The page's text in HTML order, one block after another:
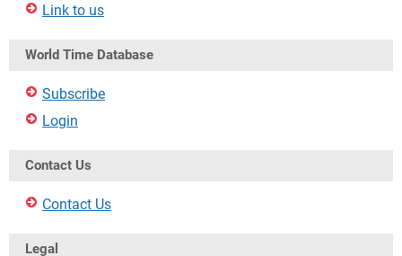
Link to us
World Time Database
Subscribe
Login
Contact Us
Contact Us
Legal